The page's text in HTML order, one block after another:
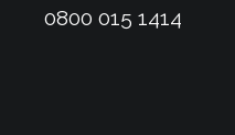
0800 015 1414